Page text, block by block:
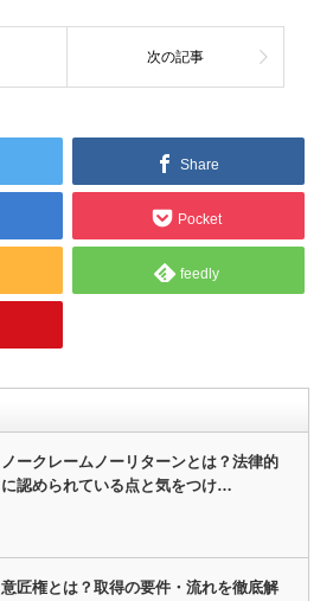
次の記事
Share
Pocket
feedly
ノークレームノーリターンとは？法律的
に認められている点と気をつけ…
意匠権とは？取得の要件・流れを徹底解